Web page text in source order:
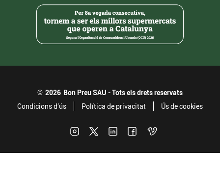
© 2026 Bon Preu SAU - Tots els drets reservats
Condicions d’ús
Política de privacitat Ús de cookies